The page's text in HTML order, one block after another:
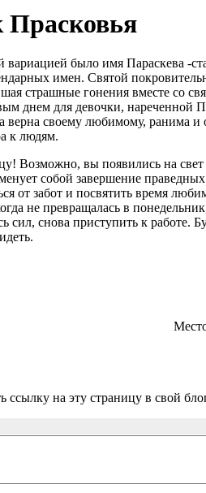
вариацией было имя Параскева -
имен. Святой
страшные гонения вместе со
днем для девочки, нареченной
верна своему любимому, ранима
к людям.
Возможно, вы появились на
собой завершение
от забот и посвятить время
не превращалась в
сил, снова приступить к работе.
ссылку на эту страницу в свой